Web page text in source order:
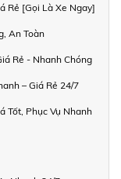
Rẻ [Gọi Là Xe Ngay]
An Toàn
Rẻ - Nhanh Chóng
– Giá Rẻ 24/7
Tốt, Phục Vụ Nhanh